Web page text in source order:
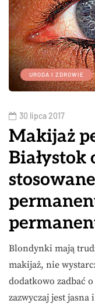
URODA I ZDROWIE
30 lipca 2017
Makijaż
Białystok
Blondynki mają
makijaż, nie
dodatkowo zadbać
zazwyczaj jest jasna